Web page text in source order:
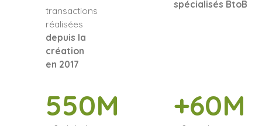
transactions
réalisées
depuis la
création
en 2017
spécialisés BtoB
550M +60M